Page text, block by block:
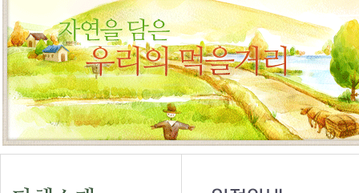
사업이력
업무안내
오시는길
일정안내
주요사업내용